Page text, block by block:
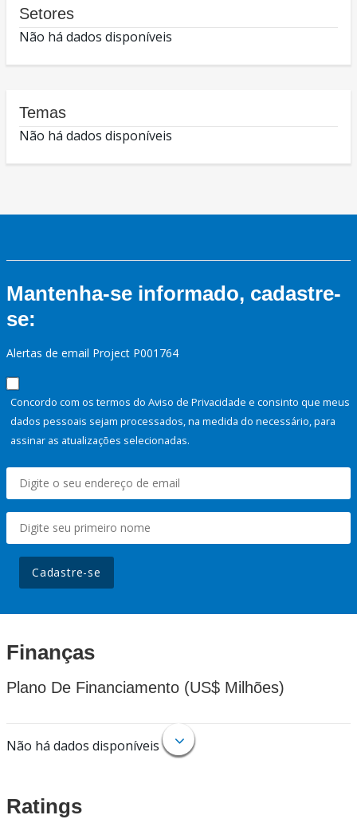
Setores
Não há dados disponíveis
Temas
Não há dados disponíveis
Mantenha-se informado, cadastre-
se:
Alertas de email Project P001764
Concordo com os termos do Aviso de Privacidade e consinto que meus
dados pessoais sejam processados, na medida do necessário, para
assinar as atualizações selecionadas.
Cadastre-se
Finanças
Plano De Financiamento (US$ Milhões)
Não há dados disponíveis
Ratings